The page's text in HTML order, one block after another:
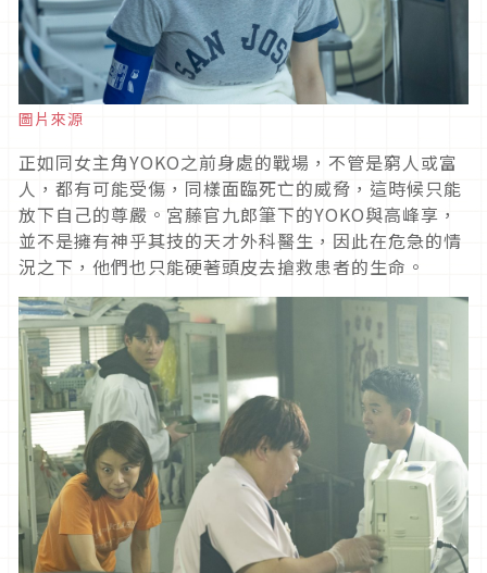
圖片來源
正如同女主角YOKO之前身處的戰場，不管是窮人或富
人，都有可能受傷，同樣面臨死亡的威脅，這時候只能
放下自己的尊嚴。宮藤官九郎筆下的YOKO與高峰享，
並不是擁有神乎其技的天才外科醫生，因此在危急的情
況之下，他們也只能硬著頭皮去搶救患者的生命。